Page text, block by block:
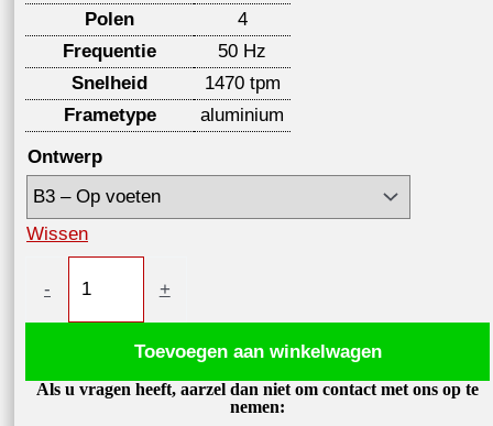
Polen
4
Frequentie
50 Hz
Snelheid
1470 tpm
Frametype
aluminium
Ontwerp
Wissen
-
5,5kW
IE3,
+
Toevoegen aan winkelwagen
Als u vragen heeft, aarzel dan niet om contact met ons op te
nemen: